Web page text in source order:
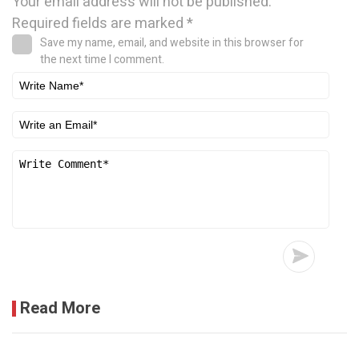
Required fields are marked*
Save my name, email, and website in this browser for
the next time I comment.
Read More